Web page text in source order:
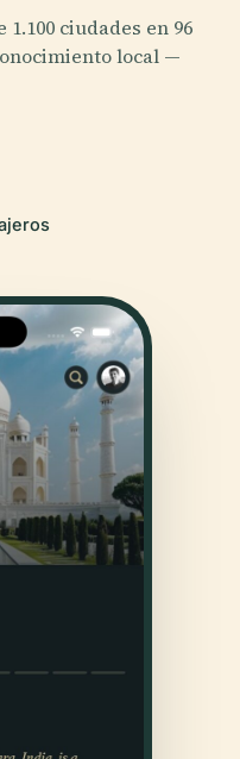
ciudades en 96
local —